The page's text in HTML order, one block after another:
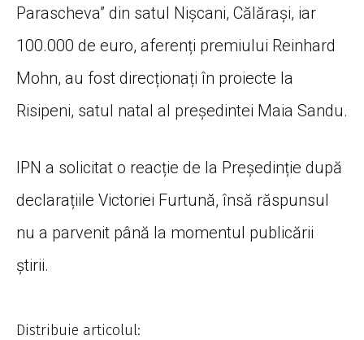
Parascheva” din satul Nișcani, Călărași, iar
100.000 de euro, aferenți premiului Reinhard
Mohn, au fost direcționați în proiecte la
Risipeni, satul natal al președintei Maia Sandu.
IPN a solicitat o reacție de la Președinție după
declarațiile Victoriei Furtună, însă răspunsul
nu a parvenit până la momentul publicării
știrii.
Distribuie articolul: